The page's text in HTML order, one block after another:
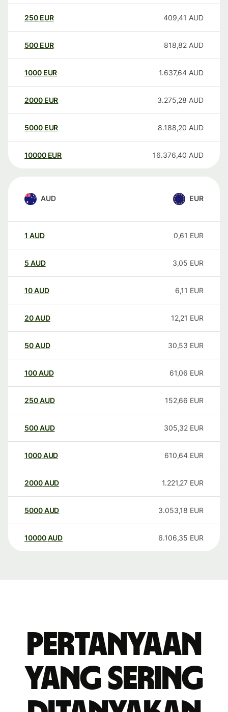
250 EUR 409,41 AUD
500 EUR 818,82 AUD
1000 EUR 1.637,64 AUD
2000 EUR 3.275,28 AUD
5000 EUR 8.188,20 AUD
10000 EUR 16.376,40 AUD
AUD EUR
1 AUD 0,61 EUR
5 AUD 3,05 EUR
10AUD 6,11 EUR
20AUD 12,21 EUR
50AUD 30,53 EUR
100AUD 61,06 EUR
250AUD 152,66 EUR
500AUD 305,32 EUR
1000AUD 610,64 EUR
2000AUD 1.221,27 EUR
5000AUD 3.053,18 EUR
10000 AUD 6.106,35 EUR
Pertanyaan
yang sering